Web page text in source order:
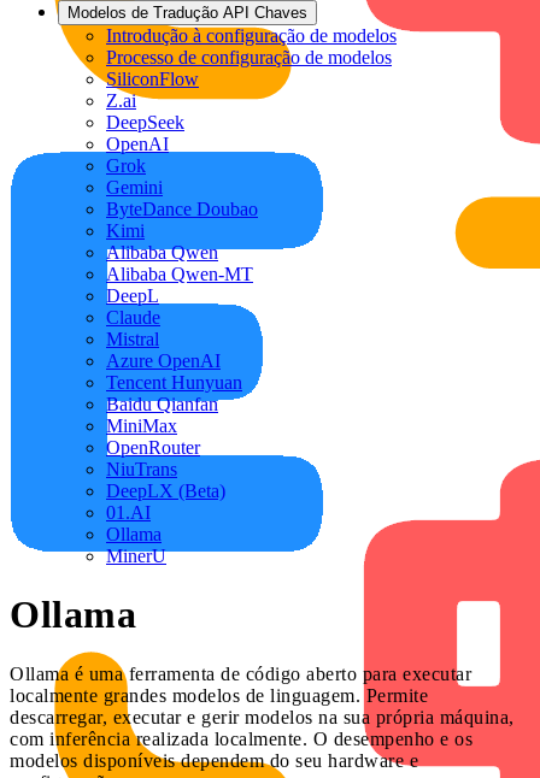
Modelos de Tradução API Chaves
Introdução à configuração de modelos
Processo de configuração de modelos
SiliconFlow
Z.ai
DeepSeek
OpenAI
Grok
Gemini
ByteDance Doubao
Kimi
Alibaba Qwen
Alibaba Qwen-MT
DeepL
Claude
Mistral
Azure OpenAI
Tencent Hunyuan
Baidu Qianfan
MiniMax
OpenRouter
NiuTrans
DeepLX (Beta)
01.AI
Ollama
MinerU
Ollama
Ollama é uma ferramenta de código aberto para executar
localmente grandes modelos de linguagem. Permite
descarregar, executar e gerir modelos na sua própria máquina,
com inferência realizada localmente. O desempenho e os
modelos disponíveis dependem do seu hardware e